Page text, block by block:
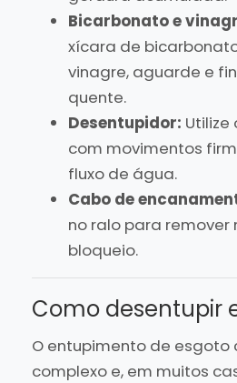
Bicarbonato e
xícara de
vinagre, aguarde e
quente.
Desentupidor:
com movimentos
fluxo de água.
Cabo de
no ralo para
bloqueio.
Como desentupir
O entupimento de esgoto
complexo e, em muitos